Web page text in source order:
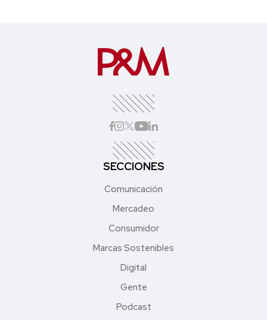
SECCIONES
Comunicación
Mercadeo
Consumidor
Marcas Sostenibles
Digital
Gente
Podcast